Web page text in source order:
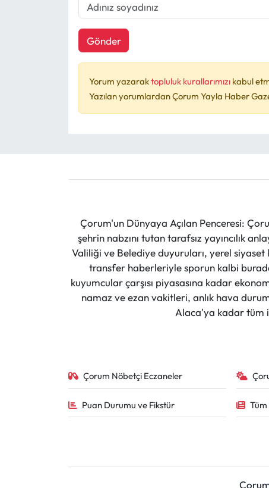
Gönder
Yorum yazaraktopluluk kurallarımızı kabul
Yazılan yorumlardan Çorum Yayla Haber
Çorum'un Dünyaya Açılan Penceresi:
şehrin nabzını tutan tarafsız yayıncılık
Valiliği ve Belediye duyuruları, yerel siyaset
transfer haberleriyle sporun kalbi
kuyumcular çarşısı piyasasına kadar
namaz ve ezan vakitleri, anlık hava
Alaca'ya kadar tüm
Çorum Nöbetçi Eczaneler
Puan Durumu ve Fikstür